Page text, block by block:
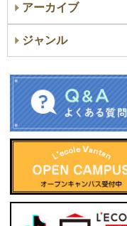
アーカイブ
ジャンル